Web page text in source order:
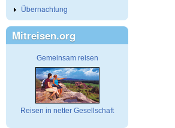
Übernachtung
Mitreisen.org
Gemeinsam reisen
Reisen in netter Gesellschaft